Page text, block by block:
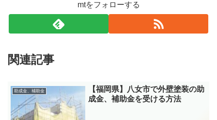
mtをフォローする
関連記事
助成金、補助金
【福岡県】八女市で外壁塗装の助
成金、補助金を受ける方法